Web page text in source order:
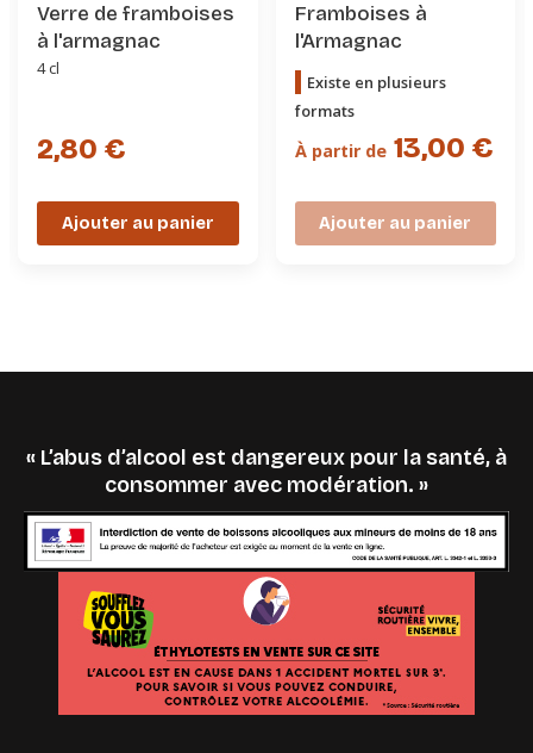
Verre de framboises
à l'armagnac
4 cl
2,80 €
Ajouter au panier
Framboises à
l'Armagnac
Existe en plusieurs
formats
À partir de 13,00 €
Ajouter au panier
« L’abus d’alcool est dangereux pour la santé, à
consommer avec modération. »